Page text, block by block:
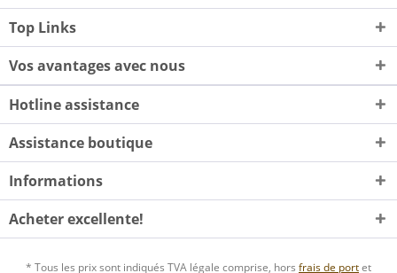
Top Links
Vos avantages avec nous
Hotline assistance
Assistance boutique
Informations
Acheter excellente!
* Tous les prix sont indiqués TVA légale comprise, hors frais de portet